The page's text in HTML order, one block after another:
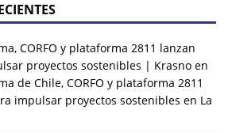
CORFO y plataforma 2811 lanzan
proyectos sostenibles | Krasno en
de Chile, CORFO y plataforma 2811
impulsar proyectos sostenibles en La